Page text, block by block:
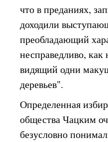
что в преданиях,
доходили
преобладающий
несправедливо,
видящий одни
деревьев".
Определенная
общества Чацким
безусловно